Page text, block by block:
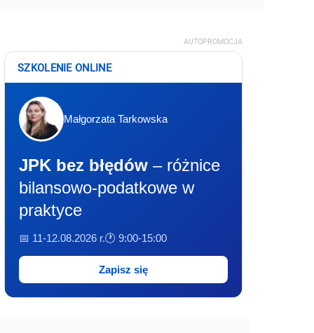
AUTOPROMOCJA
SZKOLENIE ONLINE
Małgorzata Tarkowska
JPK bez błędów – różnice
bilansowo-podatkowe w
praktyce
📅 11-12.08.2026 r.🕐 9:00-15:00
Zapisz się